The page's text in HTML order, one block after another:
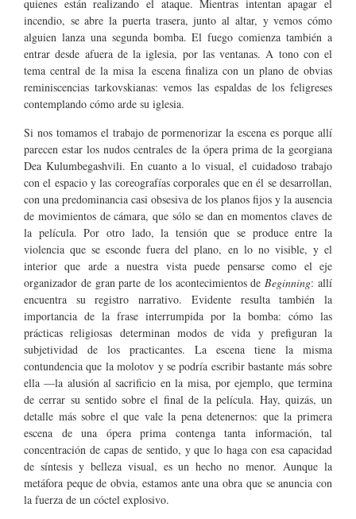
quienes están realizando el ataque. Mientras intentan apagar el
incendio, se abre la puerta trasera, junto al altar, y vemos cómo
alguien lanza una segunda bomba. El fuego comienza también a
entrar desde afuera de la iglesia, por las ventanas. A tono con el
tema central de la misa la escena finaliza con un plano de obvias
reminiscencias tarkovskianas: vemos las espaldas de los feligreses
contemplando cómo arde su iglesia.
Si nos tomamos el trabajo de pormenorizar la escena es porque allí
parecen estar los nudos centrales de la ópera prima de la georgiana
Dea Kulumbegashvili. En cuanto a lo visual, el cuidadoso trabajo
con el espacio y las coreografías corporales que en él se desarrollan,
con una predominancia casi obsesiva de los planos fijos y la ausencia
de movimientos de cámara, que sólo se dan en momentos claves de
la película. Por otro lado, la tensión que se produce entre la
violencia que se esconde fuera del plano, en lo no visible, y el
interior que arde a nuestra vista puede pensarse como el eje
organizador de gran parte de los acontecimientos de Beginning: allí
encuentra su registro narrativo. Evidente resulta también la
importancia de la frase interrumpida por la bomba: cómo las
prácticas religiosas determinan modos de vida y prefiguran la
subjetividad de los practicantes. La escena tiene la misma
contundencia que la molotov y se podría escribir bastante más sobre
ella —la alusión al sacrificio en la misa, por ejemplo, que termina
de cerrar su sentido sobre el final de la película. Hay, quizás, un
detalle más sobre el que vale la pena detenernos: que la primera
escena de una ópera prima contenga tanta información, tal
concentración de capas de sentido, y que lo haga con esa capacidad
de síntesis y belleza visual, es un hecho no menor. Aunque la
metáfora peque de obvia, estamos ante una obra que se anuncia con
la fuerza de un cóctel explosivo.